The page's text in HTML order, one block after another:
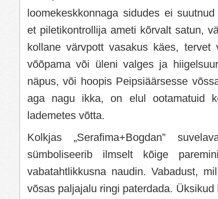
loomekeskkonnaga sidudes ei
et piletikontrollija ameti kõrvalt satun,
kollane värvpott vasakus käes, tervet
võõpama või üleni valges ja
näpus, või hoopis Peipsiäärsesse
aga nagu ikka, on elul ootamatuid
lademetes võtta.
Kolkjas „Serafima+Bogdan”
sümboliseerib ilmselt kõige
vabatahtlikkusna naudin. Vabadust,
võsas paljajalu ringi paterdada.